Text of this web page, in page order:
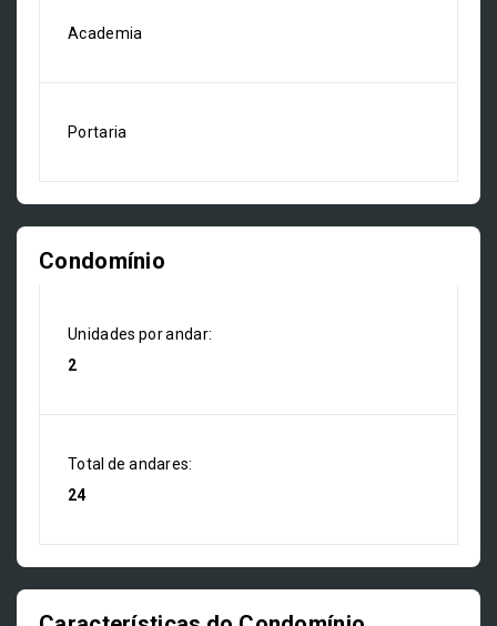
Academia
Portaria
Condomínio
Unidades por andar:
2
Total de andares:
24